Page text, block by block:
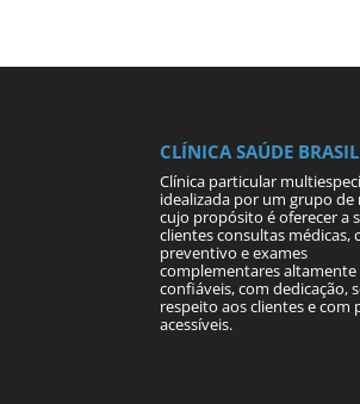
CLÍNICA SAÚDE BRASIL
Clínica particular
idealizada por um grupo de
cujo propósito é oferecer a
clientes consultas médicas,
preventivo e exames
complementares altamente
confiáveis, com dedicação,
respeito aos clientes e com
acessíveis.